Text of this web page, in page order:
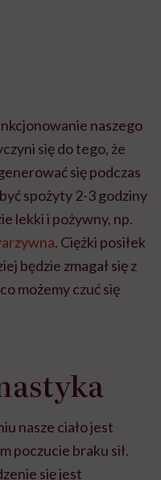
naszego
się do tego, że
się podczas
spożyty 2-3 godziny
lekki i pożywny, np.
. Ciężki posiłek
będzie zmagał się z
możemy czuć się
nasze ciało jest
poczucie braku sił.
się jest